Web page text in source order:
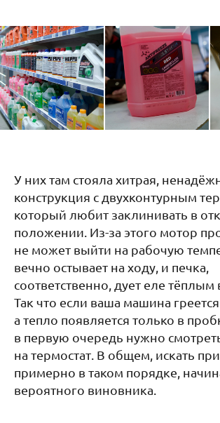
У них там стояла хитрая,
конструкция с двухконтурным
который любит заклинивать в
положении. Из-за этого мотор
не может выйти на рабочую
вечно остывает на ходу, и печка,
соответственно, дует еле тёплым
Так что если ваша машина
а тепло появляется только в
в первую очередь нужно
на термостат. В общем, искать
примерно в таком порядке,
вероятного виновника.